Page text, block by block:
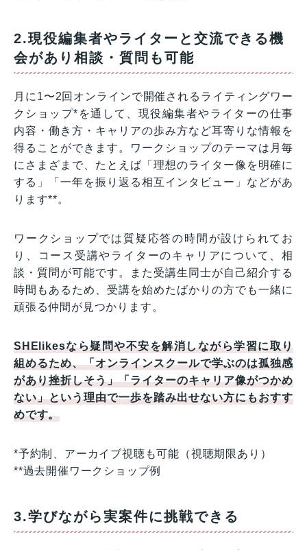
2.現役編集者やライターと交流できる機
会があり相談・質問も可能
月に1〜2回オンラインで開催されるライティングワー
クショップ*を通して、現役編集者やライターの仕事
内容・働き方・キャリアの歩み方など耳寄りな情報を
得ることができます。ワークショップのテーマは月毎
にさまざまで、たとえば「理想のライター像を明確に
する」「一年を振り返る相互インタビュー」などがあ
ります**。
ワークショップでは質疑応答の時間が設けられてお
り、コース受講やライターのキャリアについて、相
談・質問が可能です。また受講生同士が自己紹介する
時間もあるため、受講を始めたばかりの方でも一緒に
頑張る仲間が見つかります。
SHElikesなら疑問や不安を解消しながら学習に取り
組めるため、「オンラインスクールで学ぶのは孤独感
があり挫折しそう」「ライターのキャリア像がつかめ
ない」という理由で一歩を踏み出せない方にもおすす
めです。
*予約制、アーカイブ視聴も可能（視聴期限あり）
**過去開催ワークショップ例
3.学びながら実案件に挑戦できる